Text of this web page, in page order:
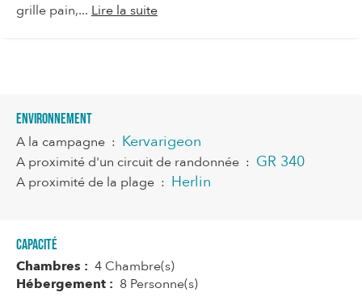
grille pain,... Lire la suite
Environnement
A la campagne : Kervarigeon
A proximité d'un circuit de randonnée : GR 340
A proximité de la plage : Herlin
Capacité
Chambres : 4 Chambre(s)
Hébergement : 8 Personne(s)